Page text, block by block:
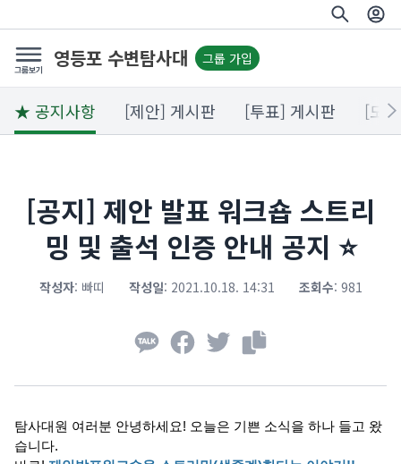
영등포 수변탐사대 그룹 가입
★ 공지사항 [제안] 게시판 [투표] 게시판 [모
[공지] 제안 발표 워크숍 스트리
밍 및 출석 인증 안내 공지 ⭐️
작성자: 빠띠 작성일: 2021.10.18. 14:31 조회수: 981
탐사대원 여러분 안녕하세요! 오늘은 기쁜 소식을 하나 들고 왔
습니다.